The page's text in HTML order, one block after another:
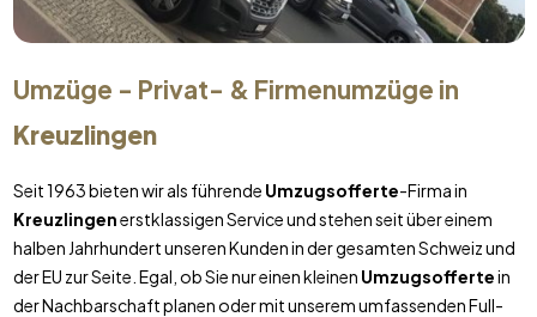
Umzüge - Privat- & Firmenumzüge in
Kreuzlingen
Seit 1963 bieten wir als führende Umzugsofferte-Firma in
Kreuzlingenerstklassigen Service und stehen seit über einem
halben Jahrhundert unseren Kunden in der gesamten Schweiz und
der EU zur Seite. Egal, ob Sie nur einen kleinen Umzugsoffertein
der Nachbarschaft planen oder mit unserem umfassenden Full-